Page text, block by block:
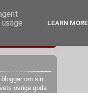
om sin
övriga goda
LEARN MORE